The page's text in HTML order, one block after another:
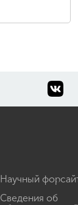
Научный
Сведения об